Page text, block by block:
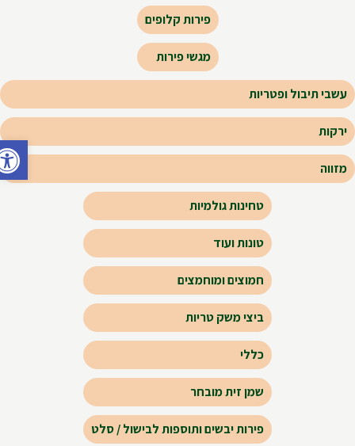
פתח
פירות קלופים
מגשי פירות
עשבי תיבול ופטריות
ירקות
מזווה
טחינות גולמיות
טונות ועוד
חמוצים ומוחמצים
ביצי משק טריות
כללי
שמן זית מובחר
פירות יבשים ותוספות לבישול / סלט